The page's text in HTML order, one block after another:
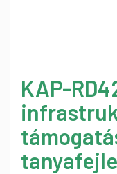
KAP-